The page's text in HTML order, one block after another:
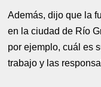
Además, dijo que la
en la ciudad de Río
por ejemplo, cuál es
trabajo y las